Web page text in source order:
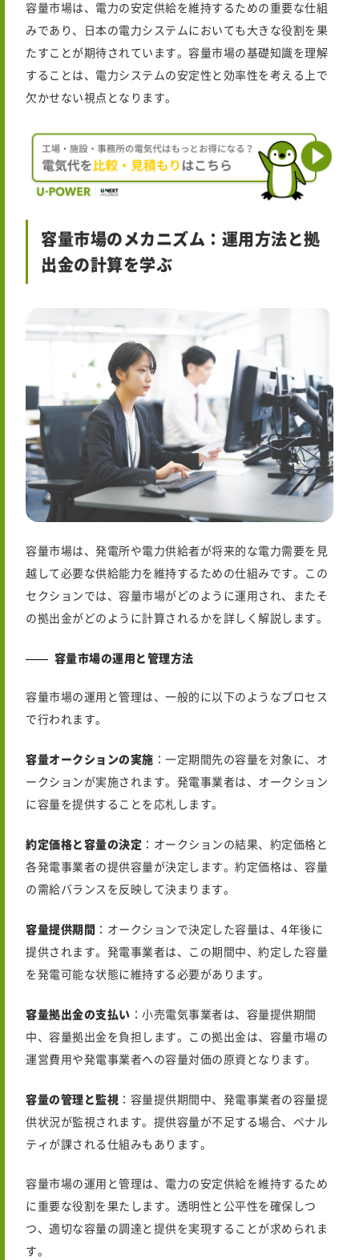
容量市場は、電力の安定供給を維持するための重要な仕組
みであり、日本の電力システムにおいても大きな役割を果
たすことが期待されています。容量市場の基礎知識を理解
することは、電力システムの安定性と効率性を考える上で
欠かせない視点となります。
容量市場のメカニズム：運用方法と拠
出金の計算を学ぶ
容量市場は、発電所や電力供給者が将来的な電力需要を見
越して必要な供給能力を維持するための仕組みです。この
セクションでは、容量市場がどのように運用され、またそ
の拠出金がどのように計算されるかを詳しく解説します。
容量市場の運用と管理方法
容量市場の運用と管理は、一般的に以下のようなプロセス
で行われます。
容量オークションの実施 ：一定期間先の容量を対象に、オ
ークションが実施されます。発電事業者は、オークション
に容量を提供することを応札します。
約定価格と容量の決定 ：オークションの結果、約定価格と
各発電事業者の提供容量が決定します。約定価格は、容量
の需給バランスを反映して決まります。
容量提供期間 ：オークションで決定した容量は、4年後に
提供されます。発電事業者は、この期間中、約定した容量
を発電可能な状態に維持する必要があります。
容量拠出金の支払い ：小売電気事業者は、容量提供期間
中、容量拠出金を負担します。この拠出金は、容量市場の
運営費用や発電事業者への容量対価の原資となります。
容量の管理と監視 ：容量提供期間中、発電事業者の容量提
供状況が監視されます。提供容量が不足する場合、ペナル
ティが課される仕組みもあります。
容量市場の運用と管理は、電力の安定供給を維持するため
に重要な役割を果たします。透明性と公平性を確保しつ
つ、適切な容量の調達と提供を実現することが求められま
す。